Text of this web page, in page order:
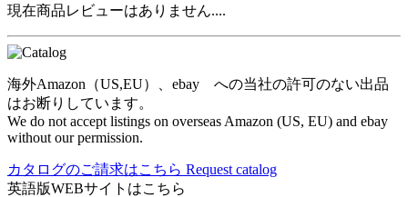
現在商品レビューはありません....
海外Amazon（US,EU）、ebay への当社の許可のない出品
はお断りしています。
We do not accept listings on overseas Amazon (US, EU) and ebay
without our permission.
カタログのご請求はこちら Request catalog
英語版WEBサイトはこちら